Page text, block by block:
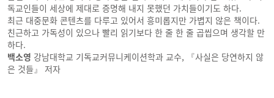
독교인들이 세상에 제대로 증명해 내지 못했던 가치들이기도 하다.
최근 대중문화 콘텐츠를 다루고 있어서 흥미롭지만 가볍지 않은 책이다.
친근하고 가독성이 있으나 빨리 읽기보다 한 줄 한 줄 곱씹으며 생각할 만
하다.
백소영 강남대학교 기독교커뮤니케이션학과 교수, 『사실은 당연하지 않
은 것들』 저자